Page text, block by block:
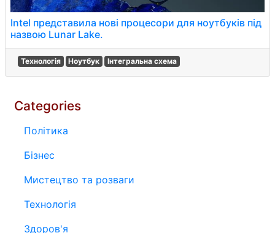
Intel представила нові процесори для ноутбуків під
назвою Lunar Lake.
Технологія Ноутбук Інтегральна схема
Categories
Політика
Бізнес
Мистецтво та розваги
Технологія
Здоров'я